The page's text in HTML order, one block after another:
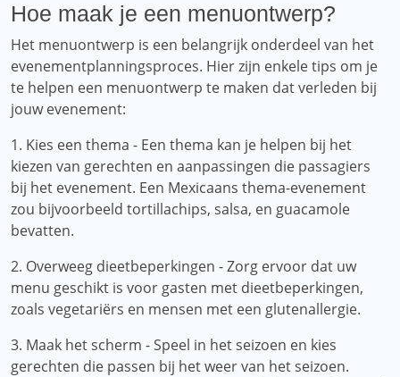
Hoe maak je een menuontwerp?
Het menuontwerp is een belangrijk onderdeel van het
evenementplanningsproces. Hier zijn enkele tips om je
te helpen een menuontwerp te maken dat verleden bij
jouw evenement:
1. Kies een thema - Een thema kan je helpen bij het
kiezen van gerechten en aanpassingen die passagiers
bij het evenement. Een Mexicaans thema-evenement
zou bijvoorbeeld tortillachips, salsa, en guacamole
bevatten.
2. Overweeg dieetbeperkingen - Zorg ervoor dat uw
menu geschikt is voor gasten met dieetbeperkingen,
zoals vegetariërs en mensen met een glutenallergie.
3. Maak het scherm - Speel in het seizoen en kies
gerechten die passen bij het weer van het seizoen.